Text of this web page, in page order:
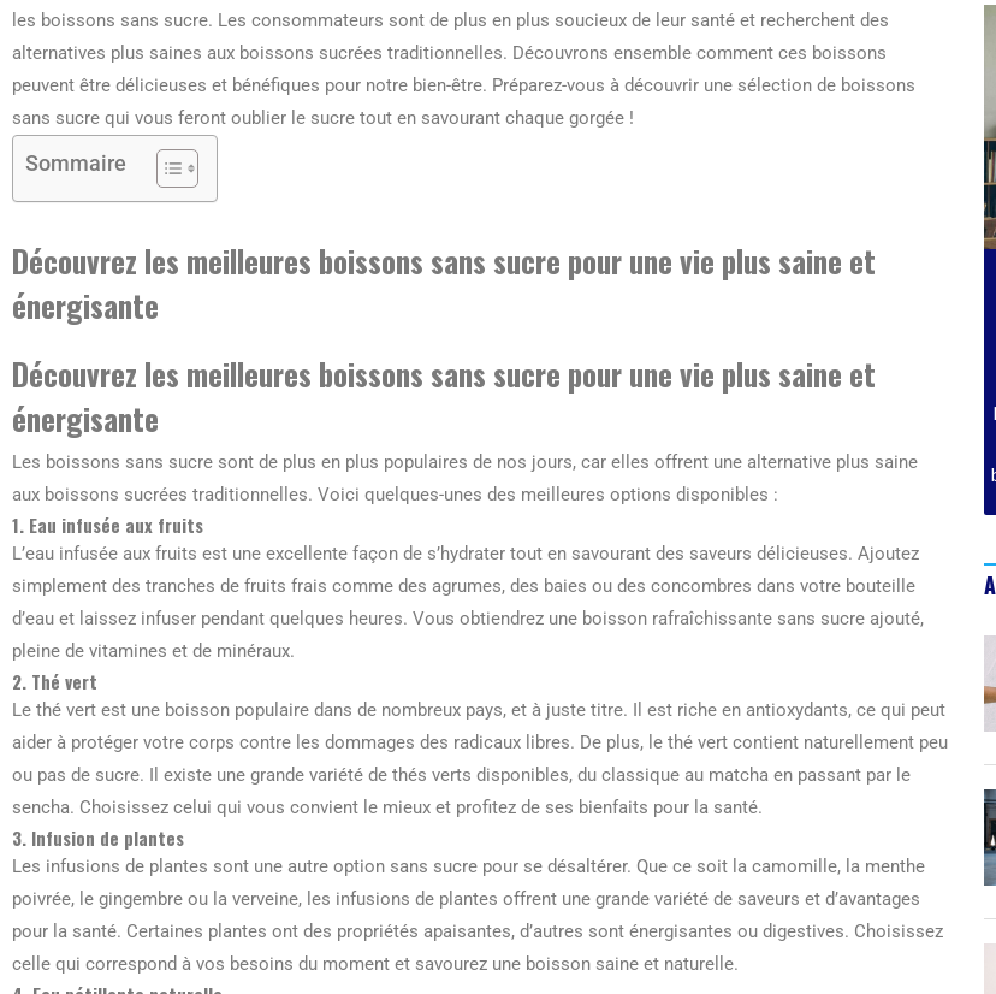
les boissons sans sucre. Les consommateurs sont de plus en plus soucieux de leur santé et recherchent des
alternatives plus saines aux boissons sucrées traditionnelles. Découvrons ensemble comment ces boissons
peuvent être délicieuses et bénéfiques pour notre bien-être. Préparez-vous à découvrir une sélection de boissons
sans sucre qui vous feront oublier le sucre tout en savourant chaque gorgée !
Sommaire
Découvrez les meilleures boissons sans sucre pour une vie plus saine et
énergisante
Découvrez les meilleures boissons sans sucre pour une vie plus saine et
énergisante
Les boissons sans sucre sont de plus en plus populaires de nos jours, car elles offrent une alternative plus saine
aux boissons sucrées traditionnelles. Voici quelques-unes des meilleures options disponibles :
1. Eau infusée aux fruits
L’eau infusée aux fruits est une excellente façon de s’hydrater tout en savourant des saveurs délicieuses. Ajoutez
simplement des tranches de fruits frais comme des agrumes, des baies ou des concombres dans votre bouteille
d’eau et laissez infuser pendant quelques heures. Vous obtiendrez une boisson rafraîchissante sans sucre ajouté,
pleine de vitamines et de minéraux.
2. Thé vert
Le thé vert est une boisson populaire dans de nombreux pays, et à juste titre. Il est riche en antioxydants, ce qui peut
aider à protéger votre corps contre les dommages des radicaux libres. De plus, le thé vert contient naturellement peu
ou pas de sucre. Il existe une grande variété de thés verts disponibles, du classique au matcha en passant par le
sencha. Choisissez celui qui vous convient le mieux et profitez de ses bienfaits pour la santé.
3. Infusion de plantes
Les infusions de plantes sont une autre option sans sucre pour se désaltérer. Que ce soit la camomille, la menthe
poivrée, le gingembre ou la verveine, les infusions de plantes offrent une grande variété de saveurs et d’avantages
pour la santé. Certaines plantes ont des propriétés apaisantes, d’autres sont énergisantes ou digestives. Choisissez
celle qui correspond à vos besoins du moment et savourez une boisson saine et naturelle.